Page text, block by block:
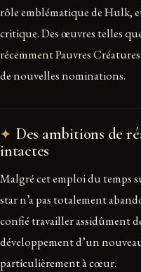
rôle emblématique de Hulk,
critique. Des œuvres telles
récemment Pauvres
de nouvelles nominations.
Des ambitions de
intactes
Malgré cet emploi du temps
star n’a pas totalement
confié travailler assidûment
développement d’un
particulièrement à cœur.